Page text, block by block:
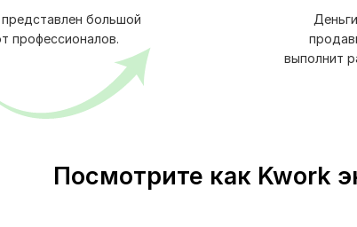
представлен большой
профессионалов.
выполнит
Посмотрите как Kwork